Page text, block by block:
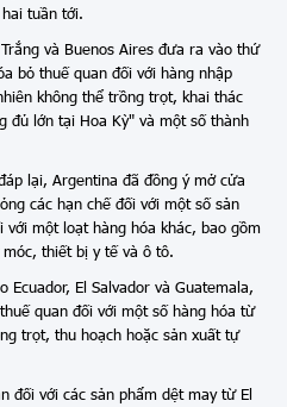
tuần tới.
và Buenos Aires đưa ra vào thứ
bỏ thuế quan đối với hàng nhập
không thể trồng trọt, khai thác
đủ lớn tại Hoa Kỳ" và một số thành
lại, Argentina đã đồng ý mở cửa
các hạn chế đối với một số sản
một loạt hàng hóa khác, bao gồm
thiết bị y tế và ô tô.
El Salvador và Guatemala,
quan đối với một số hàng hóa từ
trọt, thu hoạch hoặc sản xuất tự
đối với các sản phẩm dệt may từ El